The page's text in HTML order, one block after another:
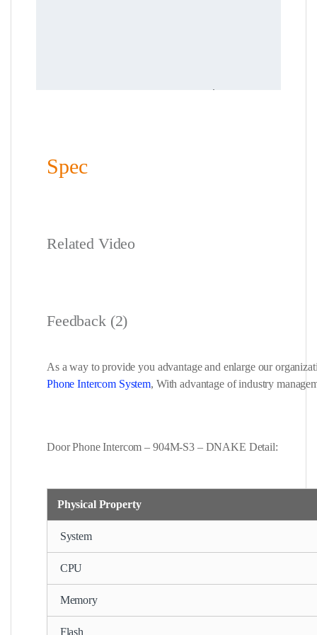
Spec
Related Video
Feedback (2)
As a way to provide you advantage and enlarge our
Phone Intercom System, With advantage of industry
Door Phone Intercom – 904M-S3 – DNAKE Detail:
Physical Property
System
CPU
Memory
Flash